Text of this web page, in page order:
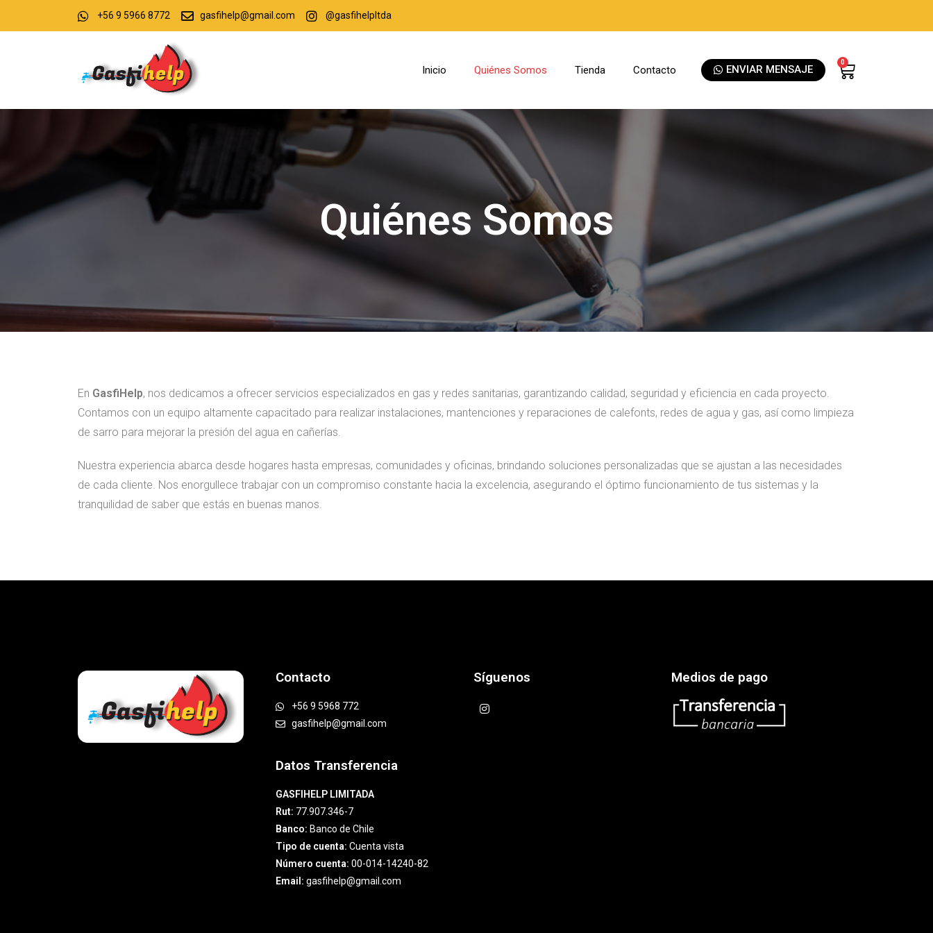
+56 9 5966 8772 gasfihelp@gmail.com @gasfihelpltda
Inicio Quiénes Somos Tienda Contacto ENVIAR MENSAJE
0
Quiénes Somos
En GasfiHelp, nos dedicamos a ofrecer servicios especializados en gas y redes sanitarias, garantizando calidad, seguridad y eficiencia en cada proyecto.
Contamos con un equipo altamente capacitado para realizar instalaciones, mantenciones y reparaciones de calefonts, redes de agua y gas, así como limpieza
de sarro para mejorar la presión del agua en cañerías.
Nuestra experiencia abarca desde hogares hasta empresas, comunidades y oficinas, brindando soluciones personalizadas que se ajustan a las necesidades
de cada cliente. Nos enorgullece trabajar con un compromiso constante hacia la excelencia, asegurando el óptimo funcionamiento de tus sistemas y la
tranquilidad de saber que estás en buenas manos.
Contacto
+56 9 5968 772
gasfihelp@gmail.com
Datos Transferencia
GASFIHELP LIMITADA
Rut: 77.907.346-7
Banco: Banco de Chile
Tipo de cuenta: Cuenta vista
Número cuenta: 00-014-14240-82
Email: gasfihelp@gmail.com
Síguenos Medios de pago